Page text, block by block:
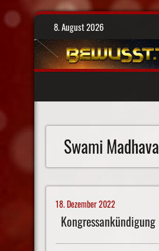
Skip
content
8. August 2026
Swami Madhava
18. Dezember 2022
Kongressankündigung